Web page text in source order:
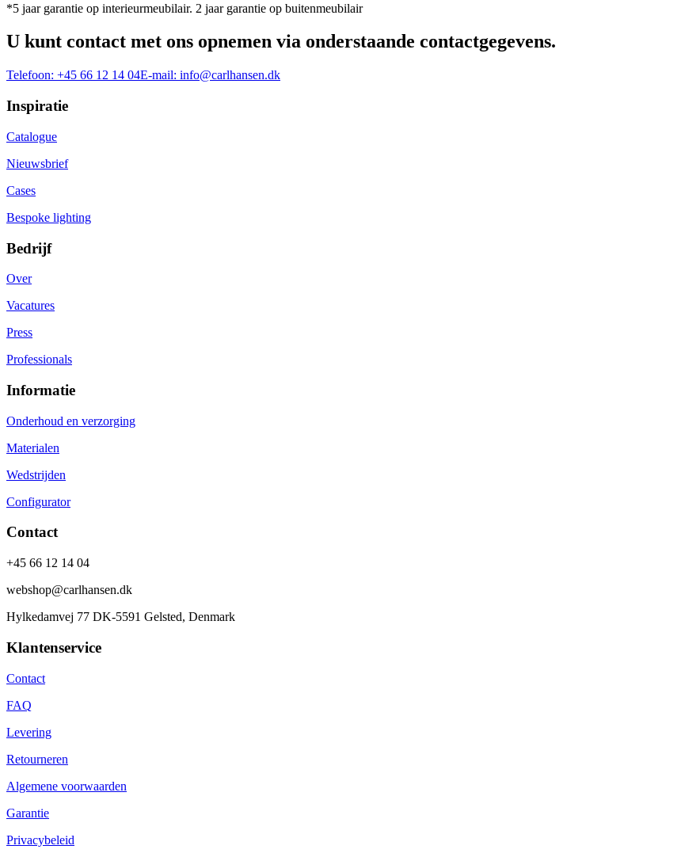
*5 jaar garantie op interieurmeubilair. 2 jaar garantie op buitenmeubilair
U kunt contact met ons opnemen via onderstaande contactgegevens.
Telefoon: +45 66 12 14 04E-mail: info@carlhansen.dk
Inspiratie
Catalogue
Nieuwsbrief
Cases
Bespoke lighting
Bedrijf
Over
Vacatures
Press
Professionals
Informatie
Onderhoud en verzorging
Materialen
Wedstrijden
Configurator
Contact
+45 66 12 14 04
webshop@carlhansen.dk
Hylkedamvej 77 DK-5591 Gelsted, Denmark
Klantenservice
Contact
FAQ
Levering
Retourneren
Algemene voorwaarden
Garantie
Privacybeleid